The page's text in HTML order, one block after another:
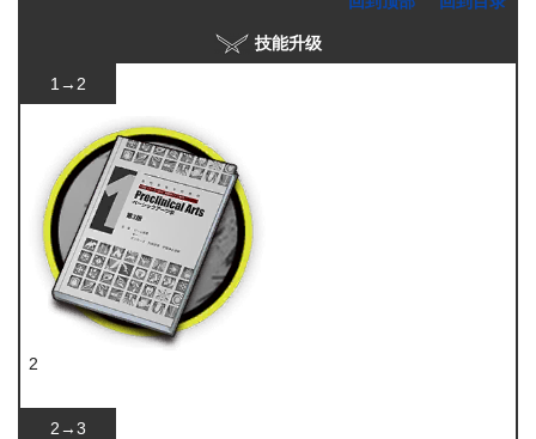
技能升级
1→2
2
2→3